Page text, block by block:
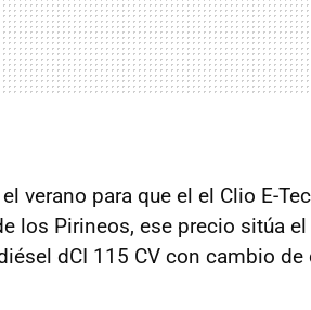
verano para que el el Clio E-
los Pirineos, ese precio sitúa el
dCI 115 CV con cambio de